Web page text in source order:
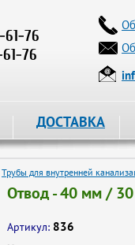
61-76
76
ДОСТАВКА
Трубы для внутренней
Отвод - 40 мм / 30
Артикул: 836